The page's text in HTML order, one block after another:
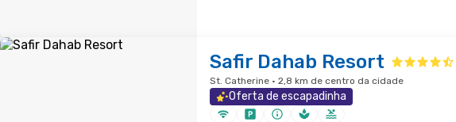
Safir Dahab Resort
St. Catherine · 2,8 km de centro da cidade
Oferta de escapadinha